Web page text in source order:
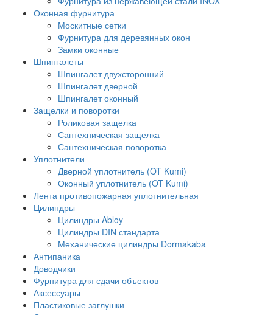
Оконная фурнитура
Москитные сетки
Фурнитура для деревянных окон
Замки оконные
Шпингалеты
Шпингалет двухсторонний
Шпингалет дверной
Шпингалет оконный
Защелки и поворотки
Роликовая защелка
Сантехническая защелка
Сантехническая поворотка
Уплотнители
Дверной уплотнитель (OT Kumi)
Оконный уплотнитель (OT Kumi)
Лента противопожарная уплотнительная
Цилиндры
Цилиндры Abloy
Цилиндры DIN стандарта
Механические цилиндры Dormakaba
Антипаника
Доводчики
Фурнитура для сдачи объектов
Аксессуары
Пластиковые заглушки